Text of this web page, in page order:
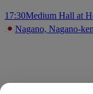
17:30Medium Hall at
Nagano, Nagano-